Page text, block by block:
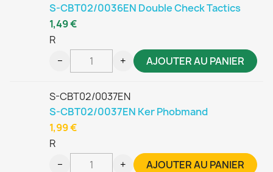
S-CBT02/0036EN Double Check Tactics
R
1,49 €
− + AJOUTER AU PANIER
S-CBT02/0037EN
S-CBT02/0037EN Ker Phobmand
R
1,99 €
− + AJOUTER AU PANIER